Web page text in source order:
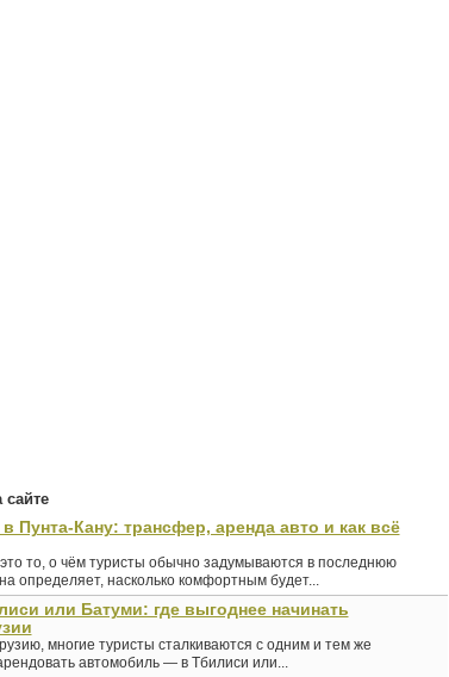
сайте
Пунта-Кану: трансфер, аренда авто и как всё
то, о чём туристы обычно задумываются в последнюю
определяет, насколько комфортным будет...
или Батуми: где выгоднее начинать
многие туристы сталкиваются с одним и тем же
автомобиль — в Тбилиси или...